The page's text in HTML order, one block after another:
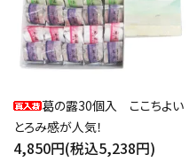
葛の露30個入 ここちよい
とろみ感が人気！
4,850円(税込5,238円)
キーワード